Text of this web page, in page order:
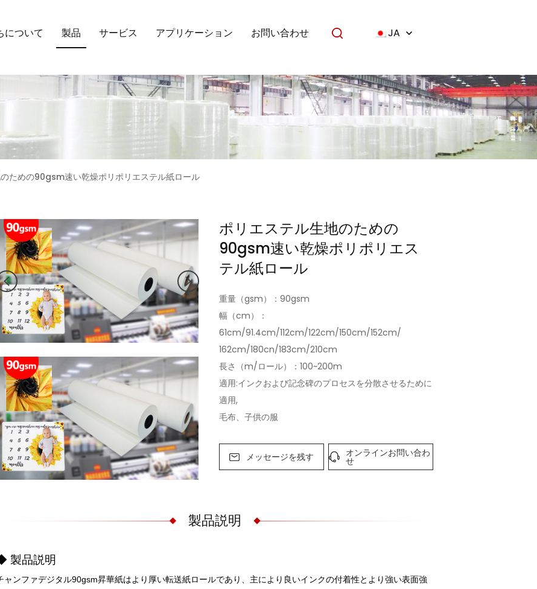
JA
について 製品 サービス アプリケーション お問い合わせ
ための90gsm速い乾燥ポリポリエステル紙ロール
ポリエステル生地のための
90gsm速い乾燥ポリポリエス
テル紙ロール
重量（gsm）：90gsm
幅（cm）：
61cm/91.4cm/112cm/122cm/150cm/152cm/
162cm/180cn/183cm/210cm
長さ（m/ロール）：100~200m
適用:インクおよび記念碑のプロセスを分散させるために
適用,
毛布、子供の服
メッセージを残す オンラインお問い合わ
せ
製品説明
製品説明
ャンファデジタル90gsm昇華紙はより厚い転送紙ロールであり、主により良いインクの付着性とより強い表面強